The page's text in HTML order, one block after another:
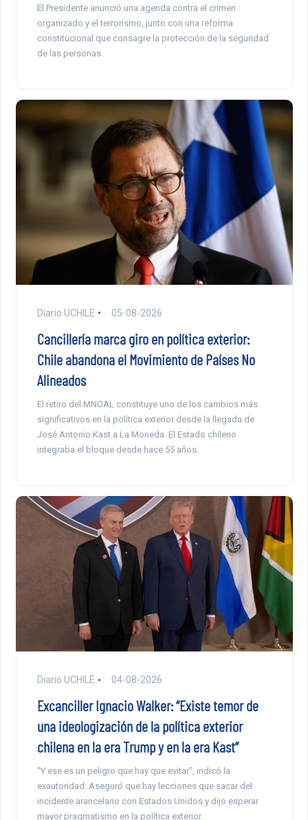
El Presidente anunció una agenda contra el crimen
organizado y el terrorismo, junto con una reforma
constitucional que consagre la protección de la seguridad
de las personas.
Diario UCHILE 05-08-2026
Cancillería marca giro en política exterior:
Chile abandona el Movimiento de Países No
Alineados
El retiro del MNOAL constituye uno de los cambios más
significativos en la política exterior desde la llegada de
José Antonio Kast a La Moneda. El Estado chileno
integraba el bloque desde hace 55 años.
Diario UCHILE 04-08-2026
Excanciller Ignacio Walker: “Existe temor de
una ideologización de la política exterior
chilena en la era Trump y en la era Kast”
“Y ese es un peligro que hay que evitar”, indicó la
exautoridad. Aseguró que hay lecciones que sacar del
incidente arancelario con Estados Unidos y dijo esperar
mayor pragmatismo en la política exterior.